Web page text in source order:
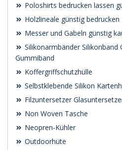
Poloshirts bedrucken lassen
Holzlineale günstig bedrucken
Messer und Gabeln günstig
Silikonarmbänder Silikonband
Gummiband
Koffergriffschutzhülle
Selbstklebende Silikon
Filzuntersetzer
Non Woven Tasche
Neopren-Kühler
Outdoorhüte